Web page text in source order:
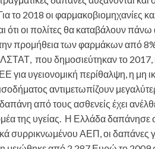
το 2018 οι φαρμακοβιομηχανίες
ότι οι πολίτες θα καταβάλουν
προμήθεια των φαρμάκων από 8%
που δημοσιεύτηκαν το
για υγειονομική περίθαλψη, η μη
αντιμετωπίζουν
από τους ασθενείς έχει
της υγείας. Η Ελλάδα δαπάνησε
συρρικνωμένου ΑΕΠ, οι δαπάνες